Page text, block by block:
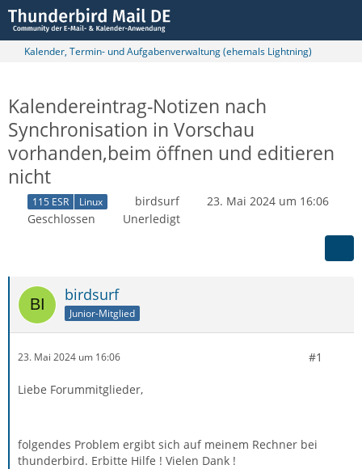
Kalender, Termin- und Aufgabenverwaltung (ehemals Lightning)
Kalendereintrag-Notizen nach
Synchronisation in Vorschau
vorhanden,beim öffnen und editieren
nicht
115 ESR Linux birdsurf
23. Mai 2024 um 16:06
Geschlossen
Unerledigt
birdsurf
Junior-Mitglied
23. Mai 2024 um 16:06 #1
Liebe Forummitglieder,
folgendes Problem ergibt sich auf meinem Rechner bei
thunderbird. Erbitte Hilfe ! Vielen Dank !